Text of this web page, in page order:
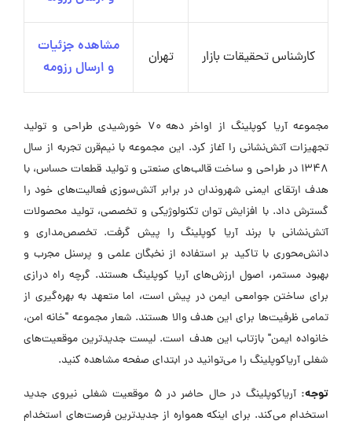
کارشناس تحقیقات بازار تهران
مشاهده جزئیات
و ارسال رزومه
مجموعه آریا کوپلینگ از اواخر دهه ۷۰ خورشیدی طراحی و تولید
تجهیزات آتش‌نشانی را آغاز کرد. این مجموعه با نیم‌قرن تجربه از سال
۱۳۴۸ در طراحی و ساخت قالب‌های صنعتی و تولید قطعات حساس، با
هدف ارتقای ایمنی شهروندان در برابر آتش‌سوزی فعالیت‌های خود را
گسترش داد. با افزایش توان تکنولوژیکی و تخصصی، تولید محصولات
آتش‌نشانی با برند آریا کوپلینگ را پیش گرفت. تخصص‌مداری و
دانش‌محوری با تاکید بر استفاده از نخبگان علمی و پرسنل مجرب و
بهبود مستمر، اصول ارزش‌های آریا کوپلینگ هستند. گرچه راه درازی
برای ساختن جوامعی ایمن در پیش است، اما متعهد به بهره‌گیری از
تمامی ظرفیت‌ها برای این هدف والا هستند. شعار مجموعه "خانه امن،
خانواده ایمن" بازتاب این هدف است. لیست جدیدترین موقعیت‌های
شغلی آریاکوپلینگ را می‌توانید در ابتدای صفحه مشاهده کنید.
توجه:
آریاکوپلینگ در حال حاضر در ۵ موقعیت شغلی نیروی جدید
استخدام می‌کند. برای اینکه همواره از جدیدترین فرصت‌های استخدام